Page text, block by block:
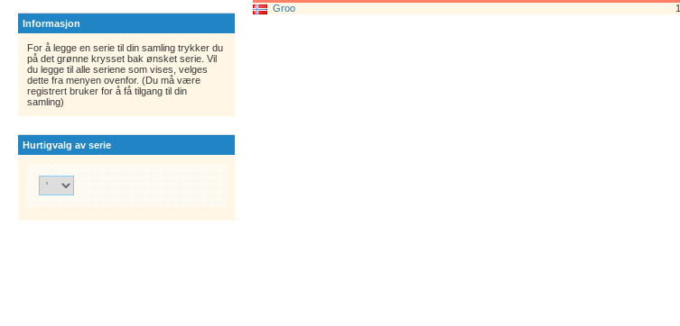
Informasjon
For å legge en serie til din samling trykker du
på det grønne krysset bak ønsket serie. Vil
du legge til alle seriene som vises, velges
dette fra menyen ovenfor. (Du må være
registrert bruker for å få tilgang til din
samling)
Hurtigvalg av serie
Groo